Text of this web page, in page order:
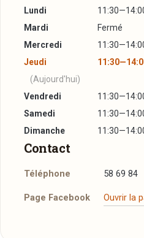
Lundi
Mardi
Fermé
Mercredi
Jeudi
(Aujourd'hui)
Vendredi
Samedi
Dimanche
Contact
Téléphone 58 69 84
Page Facebook Ouvrir la